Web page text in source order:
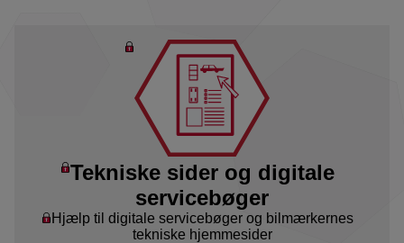
Tekniske sider og digitale
servicebøger
Hjælp til digitale servicebøger og bilmærkernes
tekniske hjemmesider